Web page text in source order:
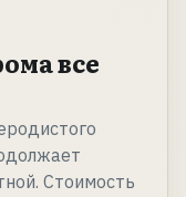
все
Стоимость